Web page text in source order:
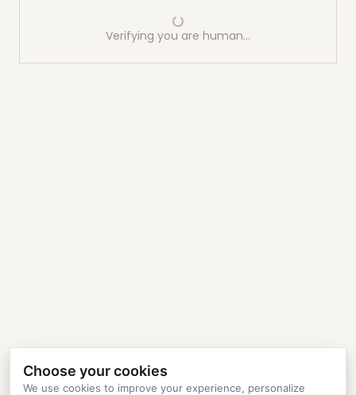
Verifying you are human…
Choose your cookies
We use cookies to improve your experience, personalize